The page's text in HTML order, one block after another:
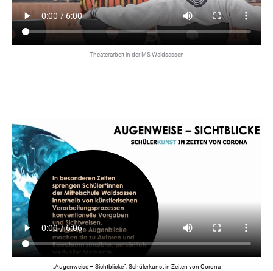
Theaterarbeit in der MS Waldsassen
„Augenweise – Sichtblicke“, Schülerkunst in Zeiten von Corona